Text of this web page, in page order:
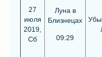
27
июля
2019,
Сб
Луна в
Близнецах
09:29